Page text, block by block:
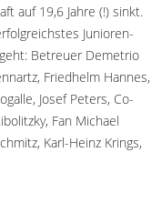
auf 19,6 Jahre (!) sinkt.
Junioren-
Betreuer Demetrio
Friedhelm Hannes,
Josef Peters, Co-
Fan Michael
Karl-Heinz Krings,